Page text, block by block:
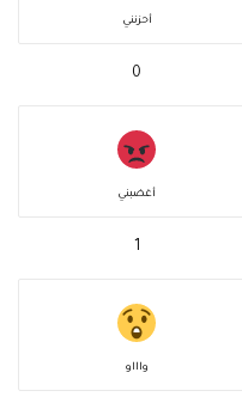
أحزنني
0
أغضبني
1
واااو